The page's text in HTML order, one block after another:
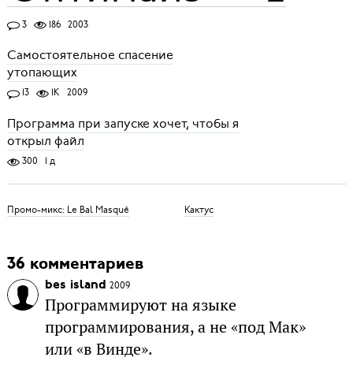
3 186 2003
Самостоятельное спасение
утопающих
13 1K 2009
Программа при запуске хочет, чтобы я
открыл файл
300 1 д
Промо-микс: Le Bal Masqué Кактус
36 комментариев
bes island 2009
Программируют на языке
программирования, а не «под Мак»
или «в Винде».